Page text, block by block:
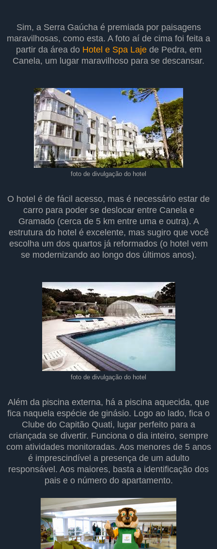
Sim, a Serra Gaúcha é premiada por paisagens
maravilhosas, como esta. A foto aí de cima foi feita a
partir da área do Hotel e Spa Lajede Pedra, em
Canela, um lugar maravilhoso para se descansar.
foto de divulgação do hotel
O hotel é de fácil acesso, mas é necessário estar de
carro para poder se deslocar entre Canela e
Gramado (cerca de 5 km entre uma e outra). A
estrutura do hotel é excelente, mas sugiro que você
escolha um dos quartos já reformados (o hotel vem
se modernizando ao longo dos últimos anos).
foto de divulgação do hotel
Além da piscina externa, há a piscina aquecida, que
fica naquela espécie de ginásio. Logo ao lado, fica o
Clube do Capitão Quati, lugar perfeito para a
criançada se divertir. Funciona o dia inteiro, sempre
com atividades monitoradas. Aos menores de 5 anos
é imprescindível a presença de um adulto
responsável. Aos maiores, basta a identificação dos
pais e o número do apartamento.